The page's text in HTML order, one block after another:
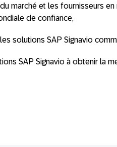
marché et les fournisseurs
de confiance,
solutions SAP Signavio
SAP Signavio à obtenir la